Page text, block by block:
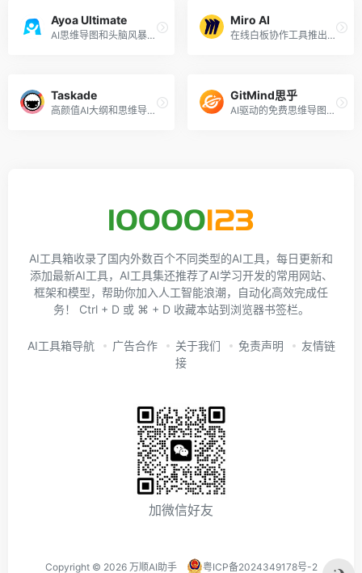
Ayoa Ultimate
AI思维导图和头脑风暴工具
Miro AI
在线白板协作工具推出的AI功能，Beta测试中
Taskade
高颜值AI大纲和思维导图生成
GitMind思乎
AI驱动的免费思维导图工具
AI工具箱收录了国内外数百个不同类型的AI工具，每日更新和
添加最新AI工具，AI工具集还推荐了AI学习开发的常用网站、
框架和模型，帮助你加入人工智能浪潮，自动化高效完成任
务！ Ctrl + D 或 ⌘ + D 收藏本站到浏览器书签栏。
AI工具箱导航 广告合作 关于我们 免责声明
友情链
接
加微信好友
Copyright © 2026 万顺AI助手 粤ICP备2024349178号-2